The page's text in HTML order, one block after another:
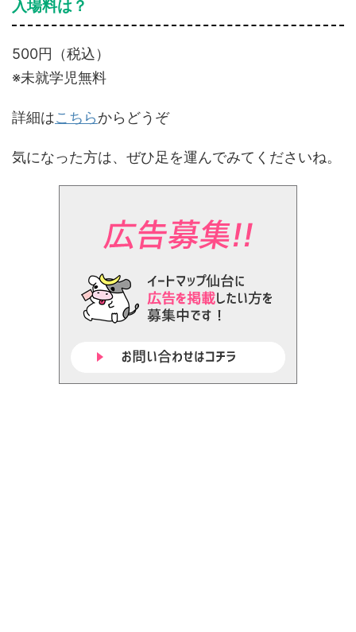
入場料は？
500円（税込）
※未就学児無料
詳細はこちらからどうぞ
気になった方は、ぜひ足を運んでみてくださいね。